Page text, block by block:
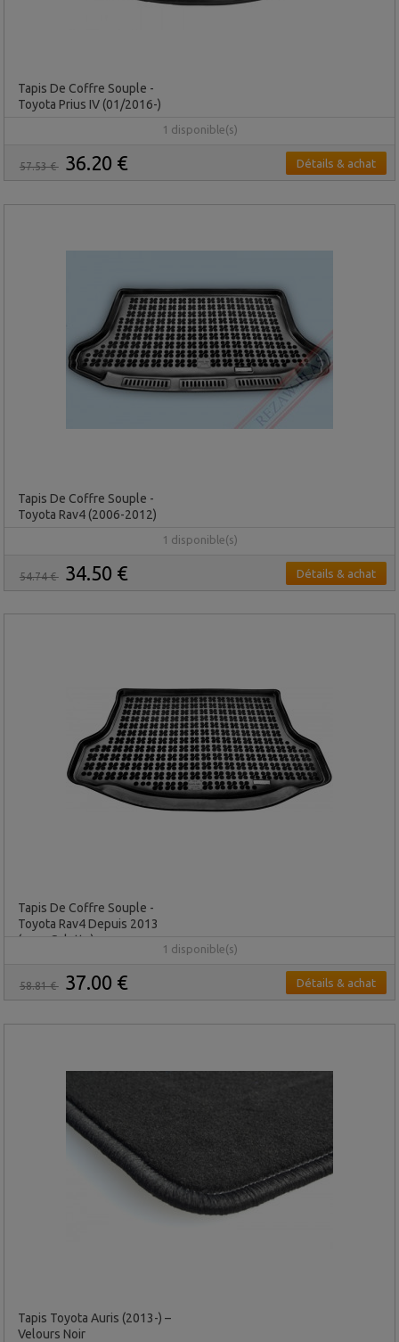
Tapis De Coffre Souple -
Toyota Prius IV (01/2016-)
1 disponible(s)
57.53 € 36.20 € Détails & achat
Tapis De Coffre Souple -
Toyota Rav4 (2006-2012)
1 disponible(s)
54.74 € 34.50 € Détails & achat
Tapis De Coffre Souple -
Toyota Rav4 Depuis 2013
(roue Galette)
1 disponible(s)
58.81 € 37.00 € Détails & achat
Tapis Toyota Auris (2013-) –
Velours Noir